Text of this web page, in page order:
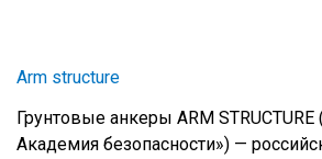
Arm structure
Грунтовые анкеры ARM
Академия безопасности») —